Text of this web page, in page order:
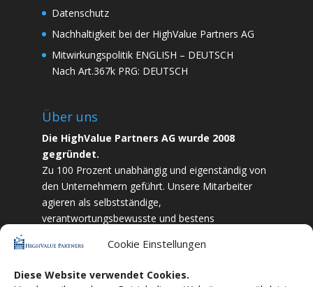
Cookie Einstellungen
Diese Website verwendet Cookies.
Datenschutz
Nachhaltigkeit bei der HighValue Partners AG
Mitwirkungspolitik ENGLISH – DEUTSCH
Nach Art.367k PRG: DEUTSCH
Über uns
Die HighValue Partners AG wurde 2008
gegründet.
Zu 100 Prozent unabhängig und eigenständig von
den Unternehmern geführt. Unsere Mitarbeiter
agieren als selbstständige,
verantwortungsbewusste und bestens
und Zielstrebigkeit sind wir bestrebt das